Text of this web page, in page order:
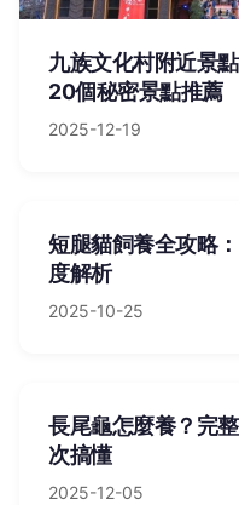
九族文化村附近景
20個秘密景點推薦
2025-12-19
短腿貓飼養全攻略
度解析
2025-10-25
長尾龜怎麼養？完
次搞懂
2025-12-05